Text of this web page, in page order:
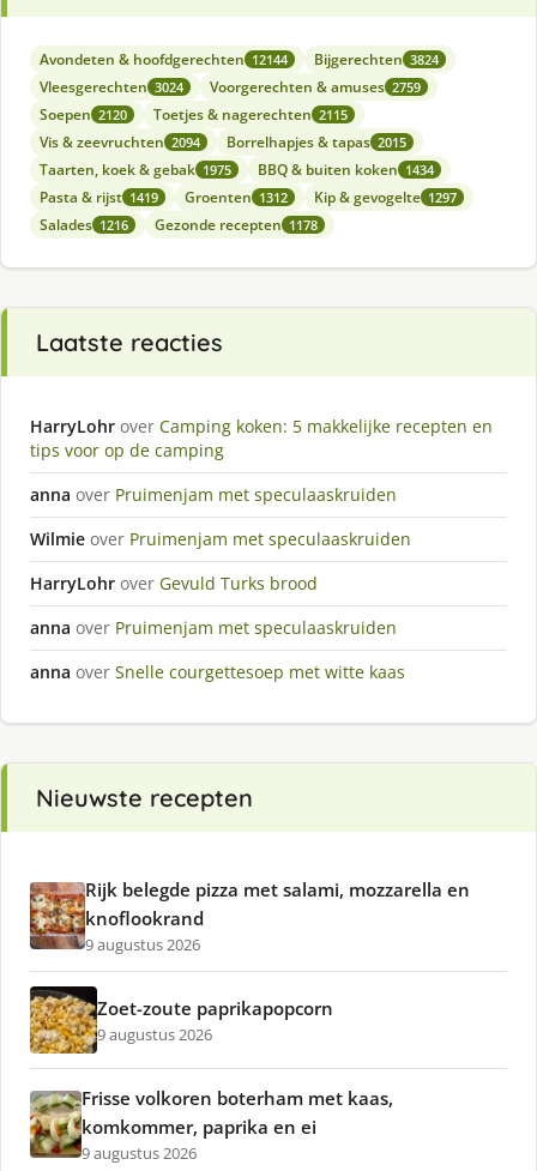
Avondeten & hoofdgerechten 12144 Bijgerechten 3824
Vleesgerechten 3024 Voorgerechten & amuses 2759
Soepen 2120 Toetjes & nagerechten 2115
Vis & zeevruchten 2094 Borrelhapjes & tapas 2015
Taarten, koek & gebak 1975 BBQ & buiten koken 1434
Pasta & rijst 1419 Groenten 1312 Kip & gevogelte 1297
Salades 1216 Gezonde recepten 1178
Laatste reacties
HarryLohr over Camping koken: 5 makkelijke recepten en
tips voor op de camping
anna over Pruimenjam met speculaaskruiden
Wilmie over Pruimenjam met speculaaskruiden
HarryLohr over Gevuld Turks brood
anna over Pruimenjam met speculaaskruiden
anna over Snelle courgettesoep met witte kaas
Nieuwste recepten
Rijk belegde pizza met salami, mozzarella en
knoflookrand
9 augustus 2026
Zoet-zoute paprikapopcorn
9 augustus 2026
Frisse volkoren boterham met kaas,
komkommer, paprika en ei
9 augustus 2026